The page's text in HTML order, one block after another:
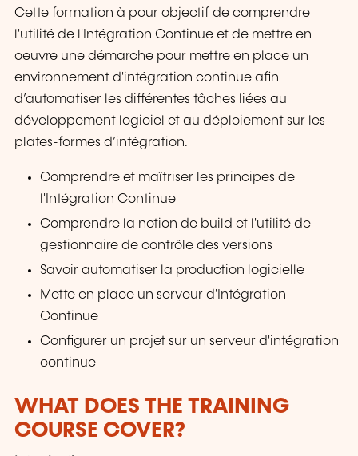
Cette formation à pour objectif de comprendre
l'utilité de l'Intégration Continue et de mettre en
oeuvre une démarche pour mettre en place un
environnement d'intégration continue afin
d’automatiser les différentes tâches liées au
développement logiciel et au déploiement sur les
plates-formes d’intégration.
Comprendre et maîtriser les principes de
l'Intégration Continue
Comprendre la notion de build et l'utilité de
gestionnaire de contrôle des versions
Savoir automatiser la production logicielle
Mette en place un serveur d'Intégration
Continue
Configurer un projet sur un serveur d'intégration
continue
WHAT DOES THE TRAINING
COURSE COVER?